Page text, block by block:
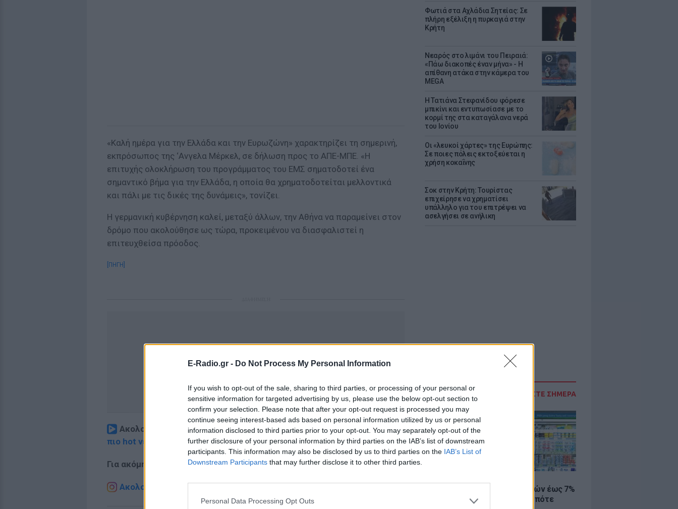
E-Radio.gr - Do Not Process My Personal Information
If you wish to opt-out of the sale, sharing to third parties, or processing of your personal or
sensitive information for targeted advertising by us, please use the below opt-out section to
confirm your selection. Please note that after your opt-out request is processed you may
continue seeing interest-based ads based on personal information utilized by us or personal
information disclosed to third parties prior to your opt-out. You may separately opt-out of the
further disclosure of your personal information by third parties on the IAB’s list of downstream
participants. This information may also be disclosed by us to third parties on the IAB’s List of
Downstream Participants that may further disclose it to other third parties.
Personal Data Processing Opt Outs
Φωτιά στα Αχλάδια Σητείας: Σε
πλήρη εξέλιξη η πυρκαγιά στην
Κρήτη
Νεαρός στο λιμάνι του Πειραιά:
«Πάω διακοπές έναν μήνα» - Η
απίθανη ατάκα στην κάμερα του
MEGA
Η Τατιάνα Στεφανίδου φόρεσε
μπικίνι και εντυπωσίασε με το
κορμί της στα καταγάλανα νερά
του Ιονίου
Οι «λευκοί χάρτες» της Ευρώπης:
Σε ποιες πόλεις εκτοξεύεται η
χρήση κοκαΐνης
Σοκ στην Κρήτη: Τουρίστας
επιχείρησε να χρηματίσει
υπάλληλο για του επιτρέψει να
ασελγήσει σε ανήλικη
ΔΙΑΒΑΣΤΕ ΣΗΜΕΡΑ
Σούπερ μάρκετ: Μειώσεις τιμών έως 7%
σε πάνω από 1.000 προϊόντα, πότε
«Kαλή ημέρα για την Ελλάδα και την Ευρωζώνη» χαρακτηρίζει τη σημερινή,
εκπρόσωπος της ‘Ανγελα Μέρκελ, σε δήλωση προς το ΑΠΕ-ΜΠΕ. «Η
επιτυχής ολοκλήρωση του προγράμματος του ΕΜΣ σηματοδοτεί ένα
σημαντικό βήμα για την Ελλάδα, η οποία θα χρηματοδοτείται μελλοντικά
και πάλι με τις δικές της δυνάμεις», τονίζει.
Η γερμανική κυβέρνηση καλεί, μεταξύ άλλων, την Αθήνα να παραμείνει στον
δρόμο που ακολούθησε ως τώρα, προκειμένου να διασφαλιστεί η
επιτευχθείσα πρόοδος.
[ΠΗΓΗ]
Ακολουθήστε το E-Radio.gr στοGoogle News και μάθετε πρώτοι τα
πιο hot νέα
Για ακόμη περισσότερανέα, μπείτε στηνροή ειδήσεωντου E-Daily.gr
Ακολουθήστε το E-Radio.gr και στο Instagram